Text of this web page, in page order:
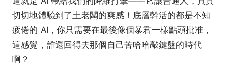
切切地體驗到了土老闆的爽感！底層幹活的都是不知
疲倦的 AI，你只需要在最後像個暴君一樣點頭批准，
這感覺，誰還回得去那個自己苦哈哈敲鍵盤的時代
啊？